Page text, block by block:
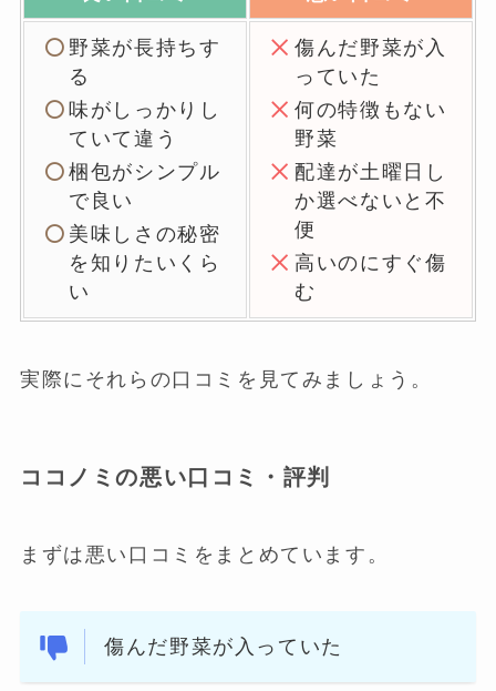
野菜が長持ちす
る
味がしっかりし
ていて違う
梱包がシンプル
で良い
美味しさの秘密
を知りたいくら
い
傷んだ野菜が入
っていた
何の特徴もない
野菜
配達が土曜日し
か選べないと不
便
高いのにすぐ傷
む
実際にそれらの口コミを見てみましょう。
ココノミの悪い口コミ・評判
まずは悪い口コミをまとめています。
傷んだ野菜が入っていた